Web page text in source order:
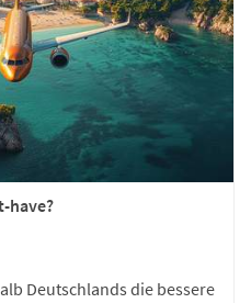
have?
Deutschlands die bessere